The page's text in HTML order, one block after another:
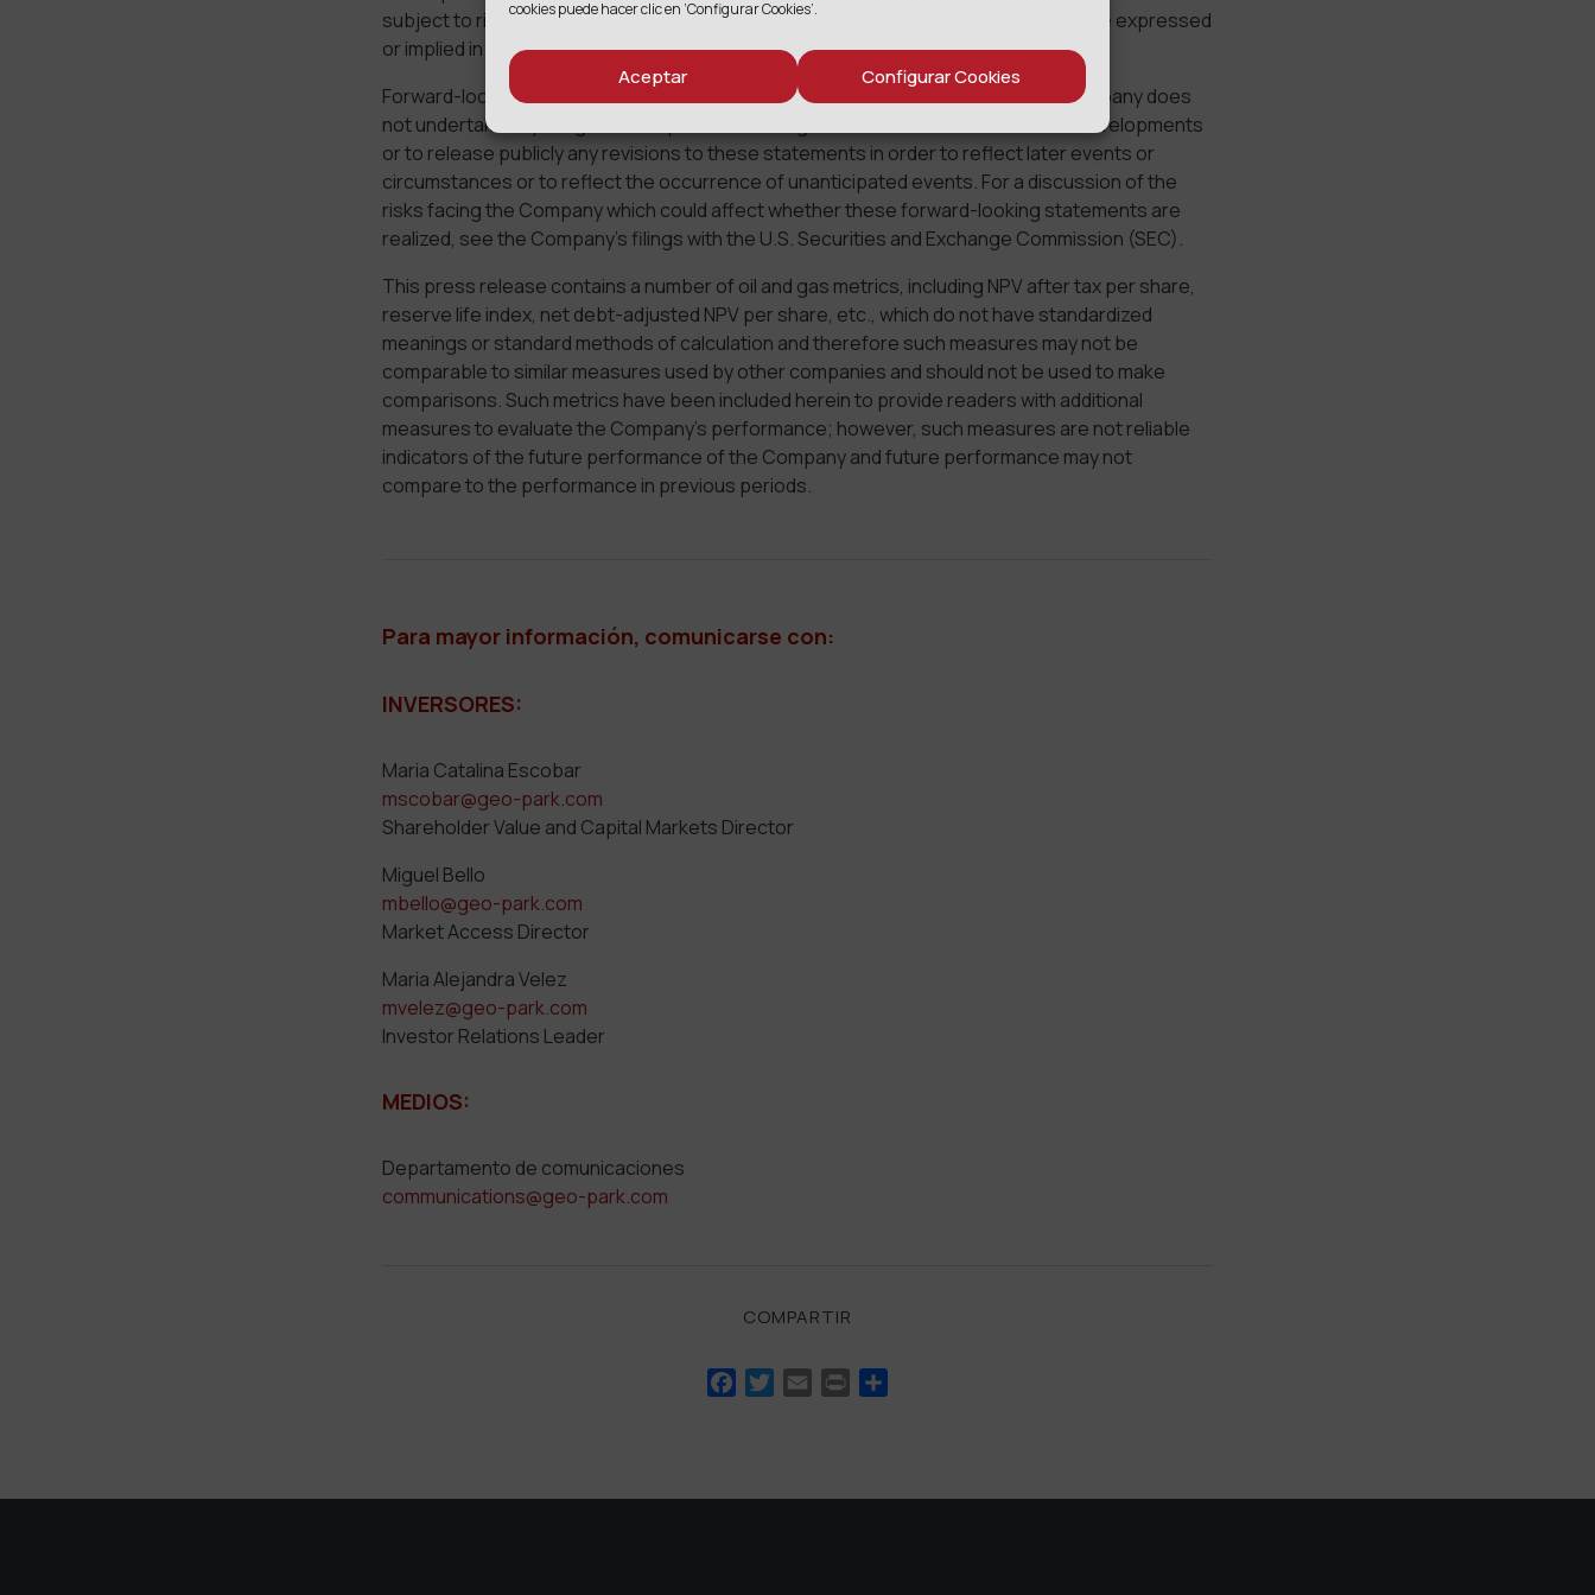
cookies puede hacer clic en ‘Configurar Cookies’.
Aceptar Configurar Cookies
subject to risks and uncertainties, and actual results may differ materially from those expressed
or implied in the forward-looking statements due to various factors.
Forward-looking statements speak only as of the date they are made, and the Company does
not undertake any obligation to update them in light of new information or future developments
or to release publicly any revisions to these statements in order to reflect later events or
circumstances or to reflect the occurrence of unanticipated events. For a discussion of the
risks facing the Company which could affect whether these forward-looking statements are
realized, see the Company’s filings with the U.S. Securities and Exchange Commission (SEC).
This press release contains a number of oil and gas metrics, including NPV after tax per share,
reserve life index, net debt-adjusted NPV per share, etc., which do not have standardized
meanings or standard methods of calculation and therefore such measures may not be
comparable to similar measures used by other companies and should not be used to make
comparisons. Such metrics have been included herein to provide readers with additional
measures to evaluate the Company’s performance; however, such measures are not reliable
indicators of the future performance of the Company and future performance may not
compare to the performance in previous periods.
Para mayor información, comunicarse con:
INVERSORES:
Maria Catalina Escobar
mscobar@geo-park.com
Shareholder Value and Capital Markets Director
Miguel Bello
mbello@geo-park.com
Market Access Director
Maria Alejandra Velez
mvelez@geo-park.com
Investor Relations Leader
MEDIOS:
Departamento de comunicaciones
communications@geo-park.com
COMPARTIR
Facebook
Twitter
Email Print